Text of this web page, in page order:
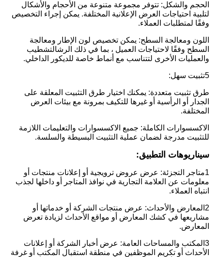
الحجم والشكل: تتوفر مجموعة متنوعة من الأحجام والأشكال
لتلبية احتياجات العرض الإعلانية المختلفة. يمكن إجراء التخصيص
وفقًا لمتطلبات العملاء.
اللون ومعالجة السطح: يمكن تخصيص لون الإطار ومعالجة
السطح وفقًا لاحتياجات العميل ، بما في ذلك الرشالتشطيب
والعمليات الأخرى لتتناسب مع أنماط خاصة للديكور الداخلي.
5تثبيت سهل:
طرق تثبيت متعددة: يمكنك اختيار طرق التثبيت المعلقة على
الجدار أو الرأسية أو غيرها للتكيف بمرونة مع بيئات العرض
المختلفة.
الاكسسوارات الكاملة: جميع الاكسسوارات والتعليمات اللازمة
للتثبيت مدرجة لضمان عملية التثبيت البسيطة والسلسة.
سيناريوهات التطبيق:
1متاجر التجزئة: عرض عروض ترويجية أو إعلانات منتجات أو
معلومات عن العلامة التجارية في نوافذ المتاجر أو داخلها لجذب
انتباه العملاء.
2المعارض والأحداث: عرض منتجات الشركة أو خدماتها أو
مشاريعها في كشك المعارض أو مواقع الأحداث لزيادة تعرض
المعارض.
3المكتب والمساحات العامة: عرض أخبار الشركة أو إعلانات
الأحداث أو تكريم الموظفين في منطقة استقبال المكتب أو غرفة